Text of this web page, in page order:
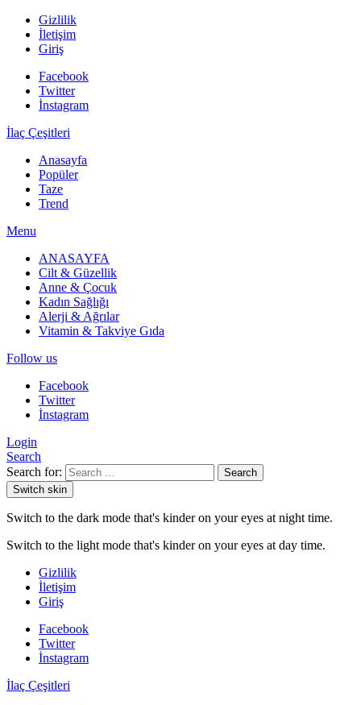
Gizlilik
İletişim
Giriş
Facebook
Twitter
İnstagram
İlaç Çeşitleri
Anasayfa
Popüler
Taze
Trend
Menu
ANASAYFA
Cilt & Güzellik
Anne & Çocuk
Kadın Sağlığı
Alerji & Ağrılar
Vitamin & Takviye Gıda
Follow us
Facebook
Twitter
İnstagram
Login
Search
Search for:
Search
Switch skin
Switch to the dark mode that's kinder on your eyes at night time.
Switch to the light mode that's kinder on your eyes at day time.
Gizlilik
İletişim
Giriş
Facebook
Twitter
İnstagram
İlaç Çeşitleri